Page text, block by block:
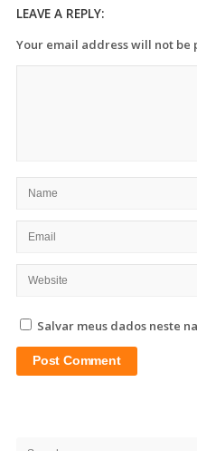
LEAVE A REPLY:
Your email address will not be
Salvar meus dados neste
Search